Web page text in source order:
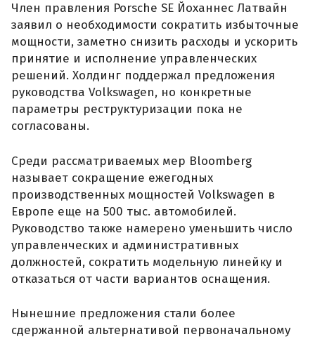
Член правления Porsche SE Йоханнес Латвайн
заявил о необходимости сократить избыточные
мощности, заметно снизить расходы и ускорить
принятие и исполнение управленческих
решений. Холдинг поддержал предложения
руководства Volkswagen, но конкретные
параметры реструктуризации пока не
согласованы.
Среди рассматриваемых мер Bloomberg
называет сокращение ежегодных
производственных мощностей Volkswagen в
Европе еще на 500 тыс. автомобилей.
Руководство также намерено уменьшить число
управленческих и административных
должностей, сократить модельную линейку и
отказаться от части вариантов оснащения.
Нынешние предложения стали более
сдержанной альтернативой первоначальному